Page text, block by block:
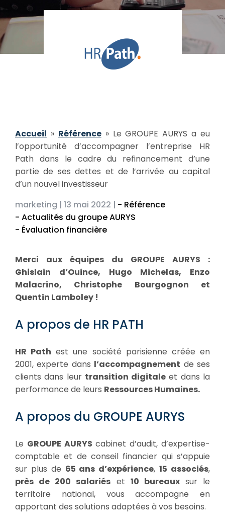
Accueil » Référence» Le GROUPE AURYS a eu
l’opportunité d’accompagner l’entreprise HR
Path dans le cadre du refinancement d’une
partie de ses dettes et de l’arrivée au capital
d’un nouvel investisseur
marketing | 13 mai 2022 | - Référence
- Actualités du groupe AURYS
- Évaluation financière
Merci aux équipes du GROUPE AURYS :
Ghislain d’Ouince, Hugo Michelas, Enzo
Malacrino, Christophe Bourgognon et
Quentin Lamboley !
A propos de HR PATH
HR Path est une société parisienne créée en
2001, experte dans l’accompagnement de ses
clients dans leur transition digitale et dans la
performance de leurs Ressources Humaines.
A propos du GROUPE AURYS
Le GROUPE AURYS cabinet d’audit, d’expertise-
comptable et de conseil financier qui s’appuie
sur plus de 65 ans d’expérience,15 associés,
près de 200 salariés et 10 bureauxsur le
territoire national, vous accompagne en
apportant des solutions adaptées à vos besoins.